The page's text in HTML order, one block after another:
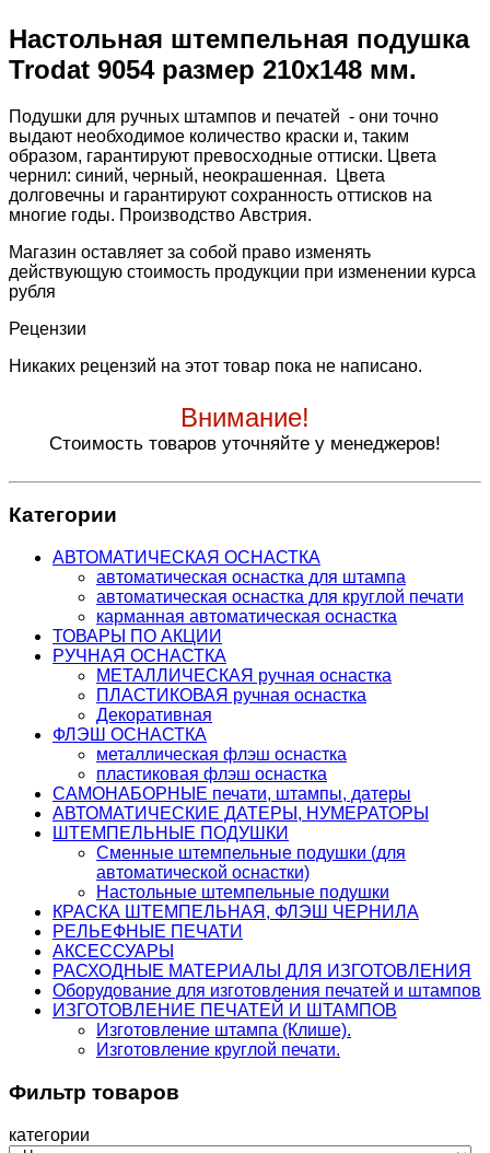
Настольная штемпельная подушка
Trodat 9054 размер 210х148 мм.
Подушки для ручных штампов и печатей - они точно
выдают необходимое количество краски и, таким
образом, гарантируют превосходные оттиски. Цвета
чернил: синий, черный, неокрашенная. Цвета
долговечны и гарантируют сохранность оттисков на
многие годы. Производство Австрия.
Магазин оставляет за собой право изменять
действующую стоимость продукции при изменении курса
рубля
Рецензии
Никаких рецензий на этот товар пока не написано.
Внимание!
Стоимость товаров уточняйте у менеджеров!
Категории
АВТОМАТИЧЕСКАЯ ОСНАСТКА
автоматическая оснастка для штампа
автоматическая оснастка для круглой печати
карманная автоматическая оснастка
ТОВАРЫ ПО АКЦИИ
РУЧНАЯ ОСНАСТКА
МЕТАЛЛИЧЕСКАЯ ручная оснастка
ПЛАСТИКОВАЯ ручная оснастка
Декоративная
ФЛЭШ ОСНАСТКА
металлическая флэш оснастка
пластиковая флэш оснастка
САМОНАБОРНЫЕ печати, штампы, датеры
АВТОМАТИЧЕСКИЕ ДАТЕРЫ, НУМЕРАТОРЫ
ШТЕМПЕЛЬНЫЕ ПОДУШКИ
Сменные штемпельные подушки (для
автоматической оснастки)
Настольные штемпельные подушки
КРАСКА ШТЕМПЕЛЬНАЯ, ФЛЭШ ЧЕРНИЛА
РЕЛЬЕФНЫЕ ПЕЧАТИ
АКСЕССУАРЫ
РАСХОДНЫЕ МАТЕРИАЛЫ ДЛЯ ИЗГОТОВЛЕНИЯ
Оборудование для изготовления печатей и штампов
ИЗГОТОВЛЕНИЕ ПЕЧАТЕЙ И ШТАМПОВ
Изготовление штампа (Клише).
Изготовление круглой печати.
Фильтр товаров
категории